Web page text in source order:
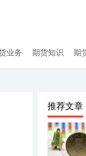
业务 期货知识 期
推荐文章